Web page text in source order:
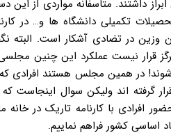
داشتند. متاسفانه مواردی از این
تکمیلی دانشگاه ها و… در
در تضادی آشکار است. البته
قرار نیست عملکرد این چنین
در همین مجلس هستند افرادی
گرفته اند ولیکن سوال اینجاست که
افرادی با کارنامه تاریک در خانه
اساسی کشور فراهم نماییم.